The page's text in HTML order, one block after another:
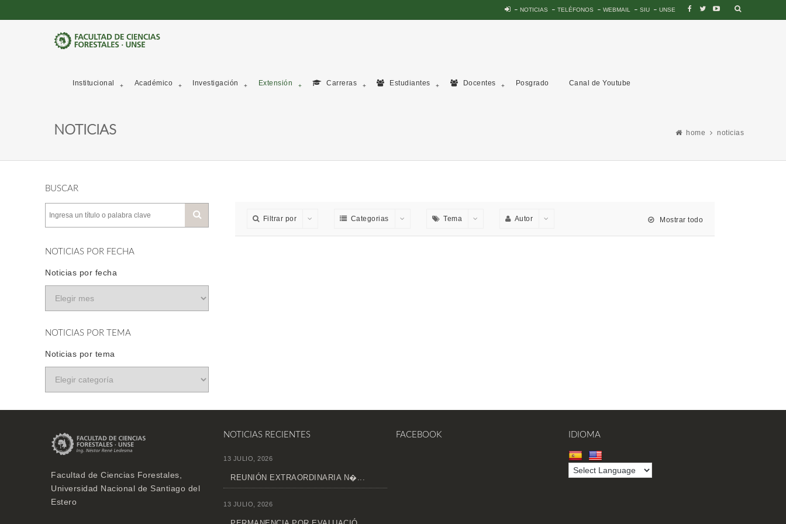
NOTICIAS TELÉFONOS WEBMAIL SIU UNSE
Institucional Académico Investigación Extensión Carreras Estudiantes Docentes Posgrado Canal de Youtube
NOTICIAS home noticias
BUSCAR
NOTICIAS POR FECHA
Noticias por fecha
NOTICIAS POR TEMA
Noticias por tema
Filtrar por Categorias Tema Autor Mostrar todo
Facultad de Ciencias Forestales,
Universidad Nacional de Santiago del
Estero
NOTICIAS RECIENTES
13 JULIO, 2026
REUNIÓN EXTRAORDINARIA N�...
13 JULIO, 2026
FACEBOOK IDIOMA